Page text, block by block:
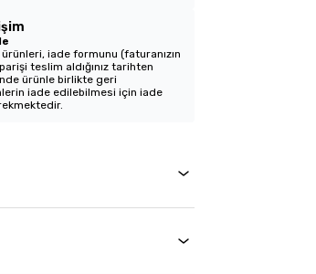
iade formunu (faturanızın
teslim aldığınız tarihten
ürünle birlikte geri
iade edilebilmesi için iade